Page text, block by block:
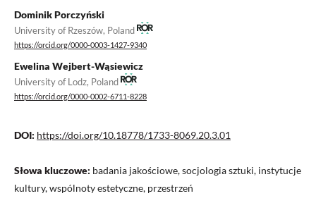
Dominik Porczyński
University of Rzeszów, Poland
https://orcid.org/0000-0003-1427-9340
Ewelina Wejbert-Wąsiewicz
University of Lodz, Poland
https://orcid.org/0000-0002-6711-8228
DOI: https://doi.org/10.18778/1733-8069.20.3.01
Słowa kluczowe: badania jakościowe, socjologia sztuki, instytucje
kultury, wspólnoty estetyczne, przestrzeń